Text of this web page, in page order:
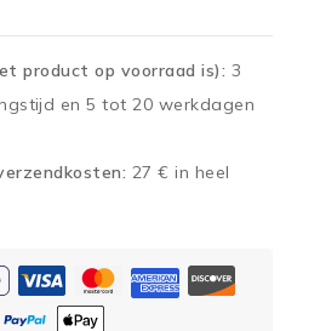
product op voorraad is): 3
en 5 tot 20 werkdagen
27 € in heel